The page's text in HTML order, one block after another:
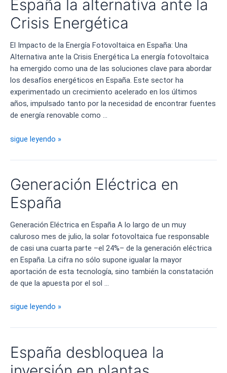
en
un
solar
España la alternativa ante la
Crisis Energética
El Impacto de la Energía Fotovoltaica en España: Una
Alternativa ante la Crisis Energética La energía fotovoltaica
ha emergido como una de las soluciones clave para abordar
los desafíos energéticos en España. Este sector ha
experimentado un crecimiento acelerado en los últimos
años, impulsado tanto por la necesidad de encontrar fuentes
de energía renovable como …
La
Fotovoltaica
España
la
alternativa
ante
Crisis
Energética
sigue leyendo »
Generación Eléctrica en
España
Generación Eléctrica en España A lo largo de un muy
caluroso mes de julio, la solar fotovoltaica fue responsable
de casi una cuarta parte –el 24%– de la generación eléctrica
en España. La cifra no sólo supone igualar la mayor
aportación de esta tecnología, sino también la constatación
de que la apuesta por el sol …
Generación
en
sigue leyendo »
España desbloquea la